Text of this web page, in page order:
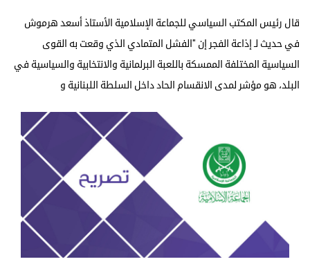
قال رئيس المكتب السياسي للجماعة الإسلامية الأستاذ أسعد هرموش
في حديث لـ إذاعة الفجر إن "الفشل المتمادي الذي وقعت به القوى
السياسية المختلفة الممسكة باللعبة البرلمانية والانتخابية والسياسية في
البلد، هو مؤشر لمدى الانقسام الحاد داخل السلطة اللبنانية و